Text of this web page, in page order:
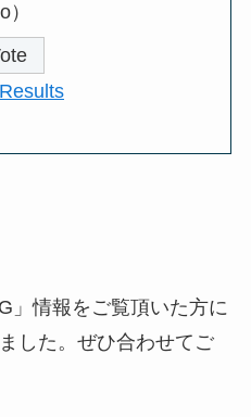
」情報をご覧頂いた方に
した。ぜひ合わせてご